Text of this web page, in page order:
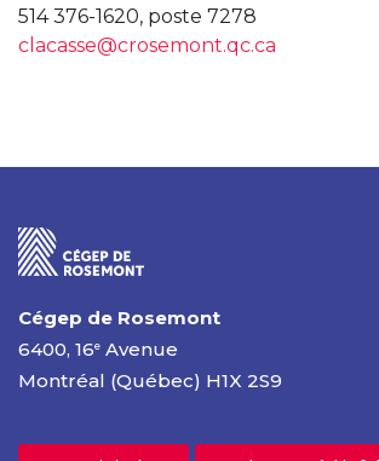
514 376-1620, poste 7278
clacasse@crosemont.qc.ca
Cégep de Rosemont
6400, 16e Avenue
Montréal (Québec) H1X 2S9